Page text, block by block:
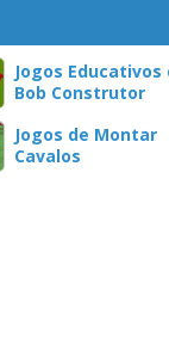
Jogos Educativos
Bob Construtor
Jogos de Montar
Cavalos